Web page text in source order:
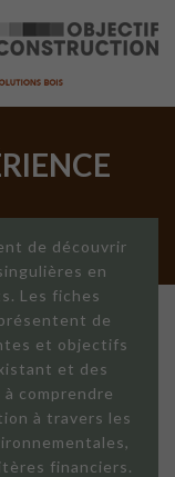
de découvrir
en
Les fiches
de
et objectifs
et des
comprendre
à travers les
financiers.